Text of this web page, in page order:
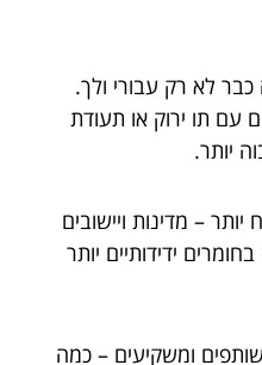
כבר לא רק עבורי ולך.
עם תו ירוק או תעודת
– מדינות ויישובים
ידידותיים יותר
ומשקיעים – כמה